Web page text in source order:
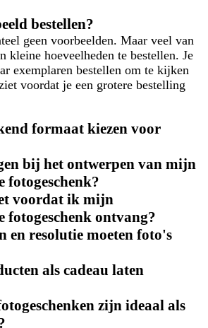
bestellen?
geen voorbeelden. Maar veel van
kleine hoeveelheden te bestellen. Je
exemplaren bestellen om te kijken
voordat je een grotere bestelling
formaat kiezen voor
bij het ontwerpen van mijn
fotogeschenk?
voordat ik mijn
fotogeschenk ontvang?
en resolutie moeten foto's
als cadeau laten
zijn ideaal als